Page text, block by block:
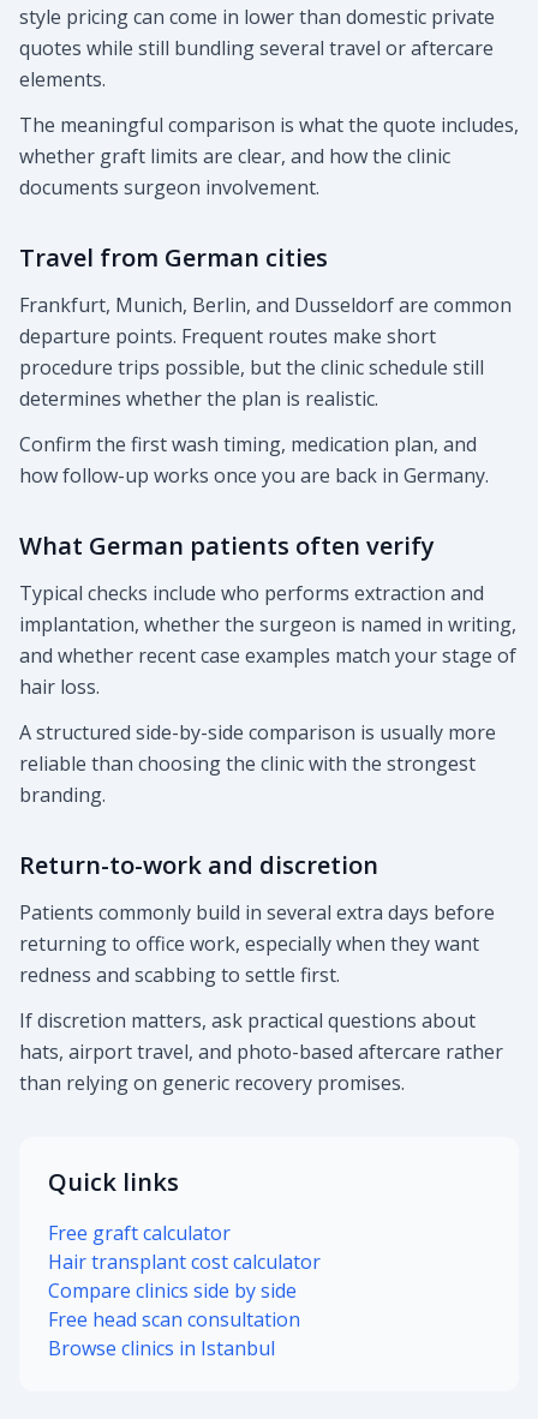
style pricing can come in lower than domestic private
quotes while still bundling several travel or aftercare
elements.
The meaningful comparison is what the quote includes,
whether graft limits are clear, and how the clinic
documents surgeon involvement.
Travel from German cities
Frankfurt, Munich, Berlin, and Dusseldorf are common
departure points. Frequent routes make short
procedure trips possible, but the clinic schedule still
determines whether the plan is realistic.
Confirm the first wash timing, medication plan, and
how follow-up works once you are back in Germany.
What German patients often verify
Typical checks include who performs extraction and
implantation, whether the surgeon is named in writing,
and whether recent case examples match your stage of
hair loss.
A structured side-by-side comparison is usually more
reliable than choosing the clinic with the strongest
branding.
Return-to-work and discretion
Patients commonly build in several extra days before
returning to office work, especially when they want
redness and scabbing to settle first.
If discretion matters, ask practical questions about
hats, airport travel, and photo-based aftercare rather
than relying on generic recovery promises.
Quick links
Free graft calculator
Hair transplant cost calculator
Compare clinics side by side
Free head scan consultation
Browse clinics in Istanbul